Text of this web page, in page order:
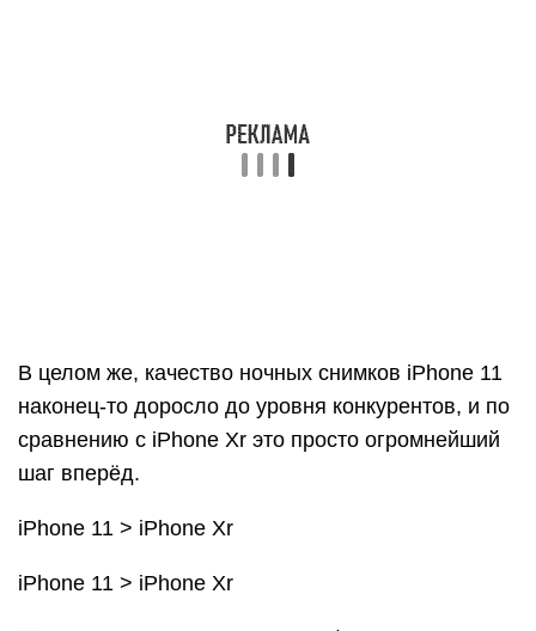
В целом же, качество ночных снимков iPhone 11
наконец-то доросло до уровня конкурентов, и по
сравнению с iPhone Xr это просто огромнейший
шаг вперёд.
iPhone 11 > iPhone Xr
iPhone 11 > iPhone Xr